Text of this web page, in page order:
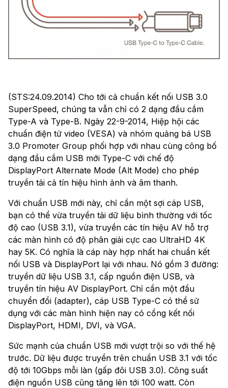
(STS:24.09.2014) Cho tới cả chuẩn kết nối USB 3.0
SuperSpeed, chúng ta vẫn chỉ có 2 dạng đầu cắm
Type-A và Type-B. Ngày 22-9-2014, Hiệp hội các
chuẩn điện tử video (VESA) và nhóm quảng bá USB
3.0 Promoter Group phối hợp với nhau cùng công bố
dạng đầu cắm USB mới Type-C với chế độ
DisplayPort Alternate Mode (Alt Mode) cho phép
truyền tải cả tín hiệu hình ảnh và âm thanh.
Với chuẩn USB mới này, chỉ cần một sợi cáp USB,
bạn có thể vừa truyền tải dữ liệu bình thường với tốc
độ cao (USB 3.1), vừa truyền các tín hiệu AV hỗ trợ
các màn hình có độ phân giải cực cao UltraHD 4K
hay 5K. Có nghĩa là cáp này hợp nhất hai chuẩn kết
nối USB và DisplayPort lại với nhau. Nó gồm 3 đường:
truyền dữ liệu USB 3.1, cấp nguồn điện USB, và
truyền tín hiệu AV DisplayPort. Chỉ cần một đầu
chuyển đổi (adapter), cáp USB Type-C có thể sử
dụng với các màn hình hiện nay có cổng kết nối
DisplayPort, HDMI, DVI, và VGA.
Sức mạnh của chuẩn USB mới vượt trội so với thế hệ
trước. Dữ liệu được truyền trên chuẩn USB 3.1 với tốc
độ tới 10Gbps mỗi làn (gấp đôi USB 3.0). Công suất
điện nguồn USB cũng tăng lên tới 100 watt. Còn